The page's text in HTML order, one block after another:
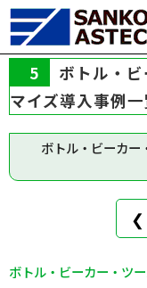
5
ボトル・
マイズ導入事例一
ボトル・ビーカー
❮
ボトル・ビーカー・ツ